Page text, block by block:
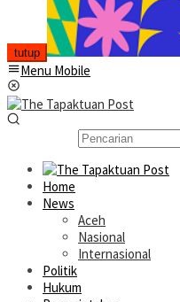
tutup
Menu Mobile
Home
News
Aceh
Nasional
Internasional
Politik
Hukum